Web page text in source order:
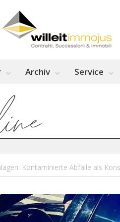
Archiv Service
Kontaminierte Abfälle als